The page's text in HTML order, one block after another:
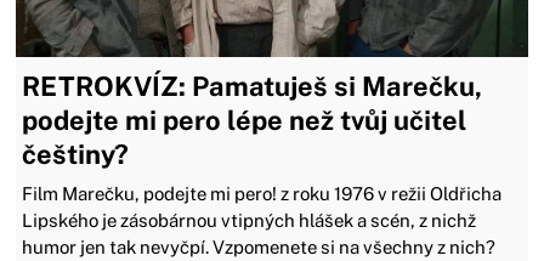
RETROKVÍZ: Pamatuješ si Marečku,
podejte mi pero lépe než tvůj učitel
češtiny?
Film Marečku, podejte mi pero! z roku 1976 v režii Oldřicha
Lipského je zásobárnou vtipných hlášek a scén, z nichž
humor jen tak nevyčpí. Vzpomenete si na všechny z nich?